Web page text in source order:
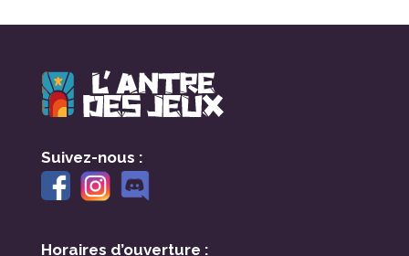
Suivez-nous :
Horaires d’ouverture :